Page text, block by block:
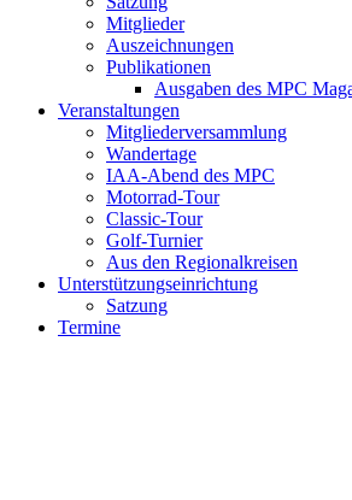
Mitglieder
Auszeichnungen
Publikationen
Ausgaben des MPC
Veranstaltungen
Mitgliederversammlung
Wandertage
IAA-Abend des MPC
Motorrad-Tour
Classic-Tour
Golf-Turnier
Aus den Regionalkreisen
Unterstützungseinrichtung
Satzung
Termine